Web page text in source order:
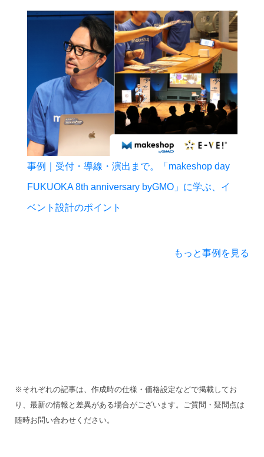
事例｜受付・導線・演出まで。「makeshop day
FUKUOKA 8th anniversary byGMO」に学ぶ、イ
ベント設計のポイント
もっと事例を見る
※それぞれの記事は、作成時の仕様・価格設定などで掲載してお
り、最新の情報と差異がある場合がございます。ご質問・疑問点は
随時お問い合わせください。